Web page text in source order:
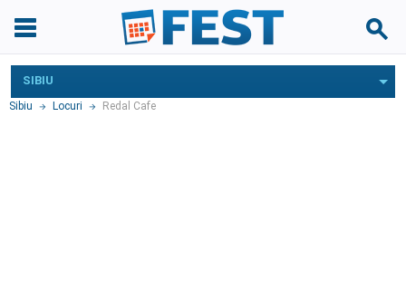
SIBIU
Sibiu Locuri Redal Cafe